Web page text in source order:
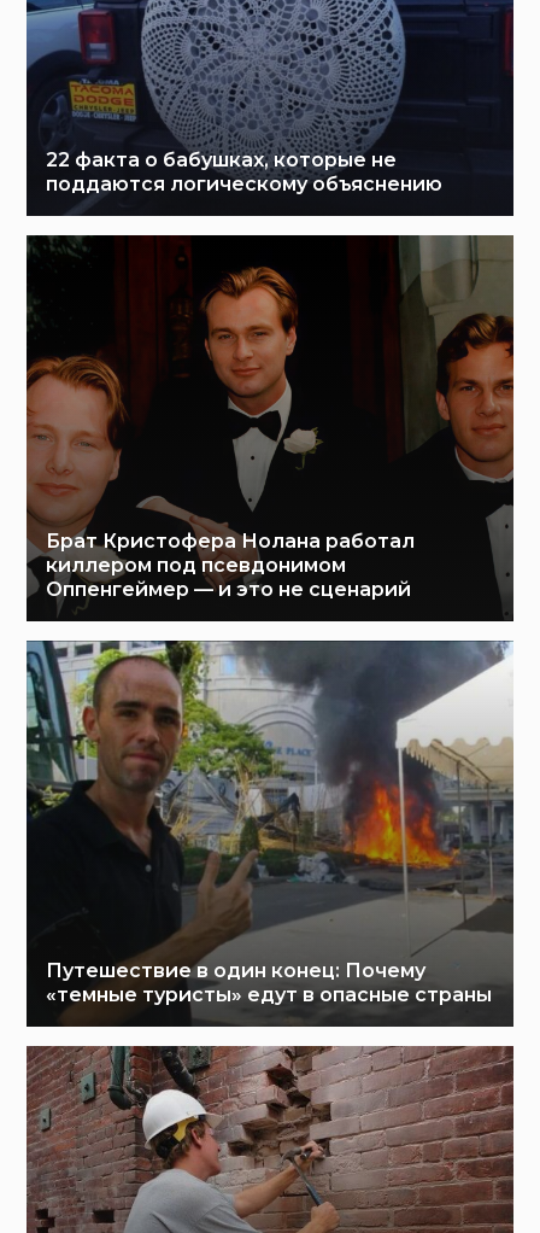
22 факта о бабушках, которые не
поддаются логическому объяснению
Брат Кристофера Нолана работал
киллером под псевдонимом
Оппенгеймер — и это не сценарий
Путешествие в один конец: Почему
«темные туристы» едут в опасные страны